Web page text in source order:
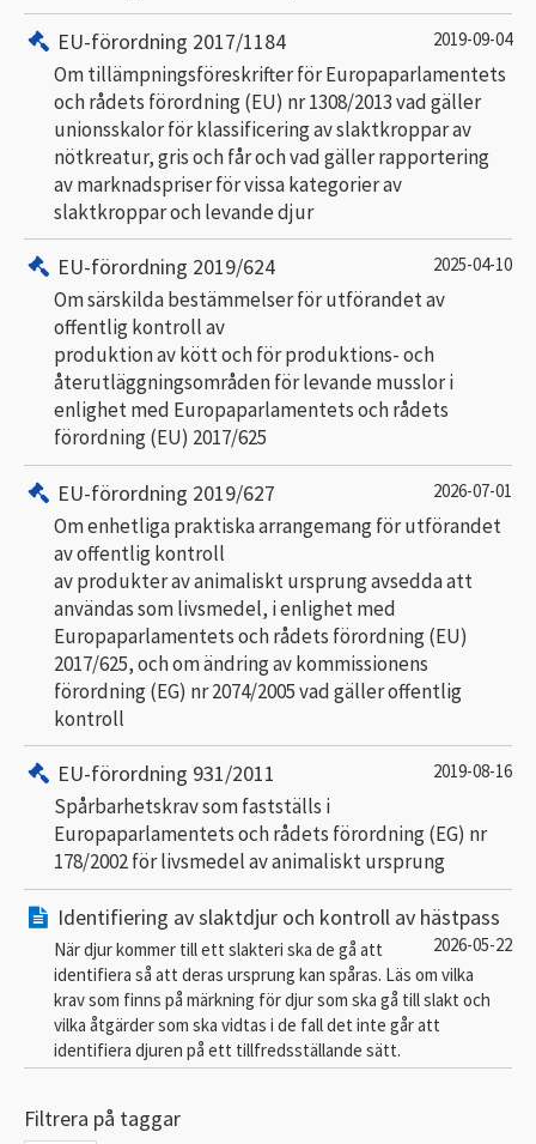
EU-förordning 2017/1184 2019-09-04
Om tillämpningsföreskrifter för Europaparlamentets
och rådets förordning (EU) nr 1308/2013 vad gäller
unionsskalor för klassificering av slaktkroppar av
nötkreatur, gris och får och vad gäller rapportering
av marknadspriser för vissa kategorier av
slaktkroppar och levande djur
EU-förordning 2019/624 2025-04-10
Om särskilda bestämmelser för utförandet av
offentlig kontroll av
produktion av kött och för produktions- och
återutläggningsområden för levande musslor i
enlighet med Europaparlamentets och rådets
förordning (EU) 2017/625
EU-förordning 2019/627 2026-07-01
Om enhetliga praktiska arrangemang för utförandet
av offentlig kontroll
av produkter av animaliskt ursprung avsedda att
användas som livsmedel, i enlighet med
Europaparlamentets och rådets förordning (EU)
2017/625, och om ändring av kommissionens
förordning (EG) nr 2074/2005 vad gäller offentlig
kontroll
EU-förordning 931/2011 2019-08-16
Spårbarhetskrav som fastställs i
Europaparlamentets och rådets förordning (EG) nr
178/2002 för livsmedel av animaliskt ursprung
Identifiering av slaktdjur och kontroll av hästpass
2026-05-22
När djur kommer till ett slakteri ska de gå att
identifiera så att deras ursprung kan spåras. Läs om vilka
krav som finns på märkning för djur som ska gå till slakt och
vilka åtgärder som ska vidtas i de fall det inte går att
identifiera djuren på ett tillfredsställande sätt.
Filtrera på taggar